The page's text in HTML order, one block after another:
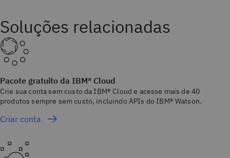
Soluções relacionadas
Pacote gratuito da IBM® Cloud
Crie sua conta sem custo da IBM® Cloud e acesse mais de 40
produtos sempre sem custo, incluindo APIs do IBM® Watson.
Criar conta